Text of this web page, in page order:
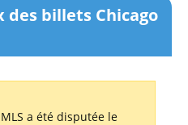
billets Chicago
a été disputée le